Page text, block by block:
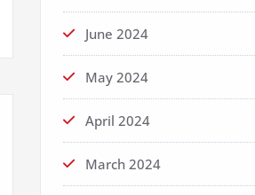
June 2024
May 2024
April 2024
March 2024